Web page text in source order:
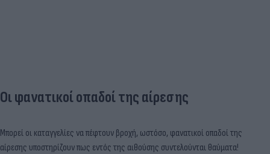
Οι φανατικοί οπαδοί της αίρεσης
Μπορεί οι καταγγελίες να πέφτουν βροχή, ωστόσο, φανατικοί οπαδοί της
αίρεσης υποστηρίζουν πως εντός της αιθούσης συντελούνται θαύματα!